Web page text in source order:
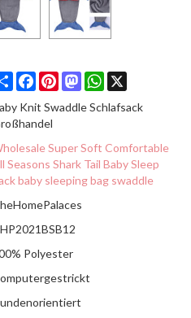
ShareFacebookPinterestMastodonWhatsApp
X
Knit Swaddle Schlafsack
Super Soft Comfortable
Seasons Shark Tail Baby Sleep
baby sleeping bag swaddle
Polyester